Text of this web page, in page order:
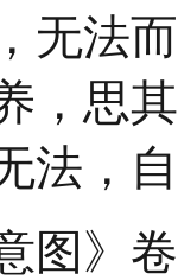
无法
，思
法，
》卷